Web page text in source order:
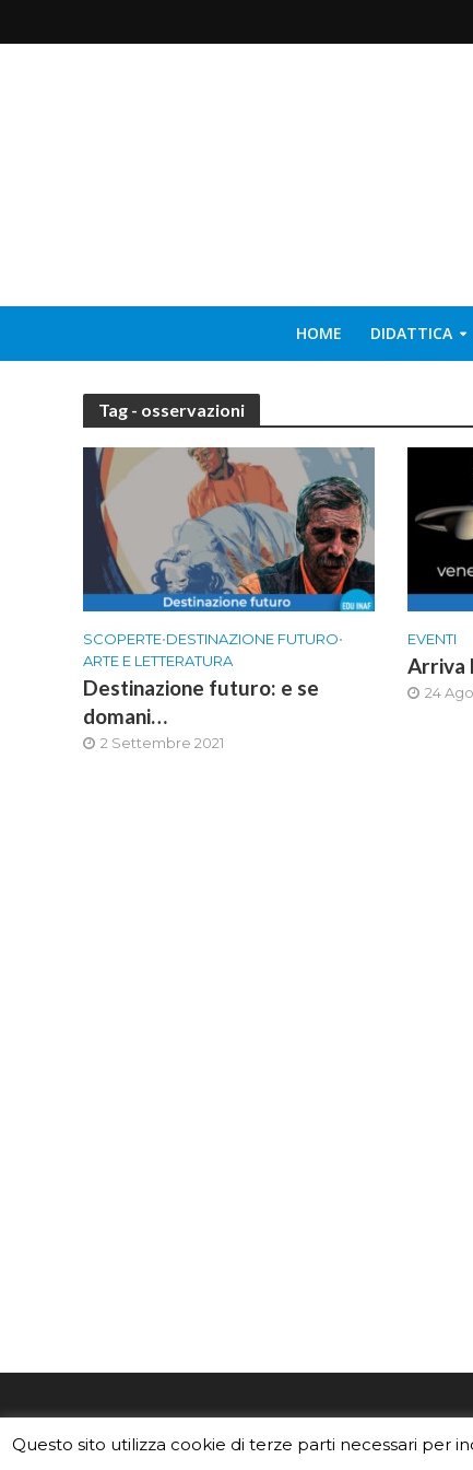
HOME DIDATTICA
Tag - osservazioni
SCOPERTE•DESTINAZIONE FUTURO•
ARTE E LETTERATURA
Destinazione futuro: e se
domani…
2 Settembre 2021
EVENTI
Arriva
24
divulgazione dell'INAF,Istituto
Leggi
Questo sito utilizza cookie di terze parti necessari per